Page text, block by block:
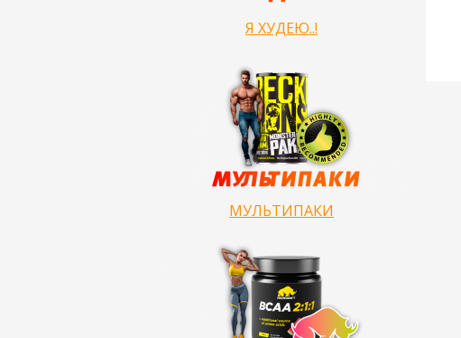
Я ХУДЕЮ..!
МУЛЬТИПАКИ